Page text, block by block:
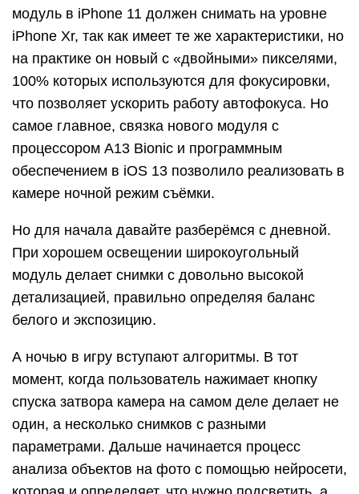
модуль в iPhone 11 должен снимать на уровне
iPhone Xr, так как имеет те же характеристики, но
на практике он новый с «двойными» пикселями,
100% которых используются для фокусировки,
что позволяет ускорить работу автофокуса. Но
самое главное, связка нового модуля с
процессором A13 Bionic и программным
обеспечением в iOS 13 позволило реализовать в
камере ночной режим съёмки.
Но для начала давайте разберёмся с дневной.
При хорошем освещении широкоугольный
модуль делает снимки с довольно высокой
детализацией, правильно определяя баланс
белого и экспозицию.
А ночью в игру вступают алгоритмы. В тот
момент, когда пользователь нажимает кнопку
спуска затвора камера на самом деле делает не
один, а несколько снимков с разными
параметрами. Дальше начинается процесс
анализа объектов на фото с помощью нейросети,